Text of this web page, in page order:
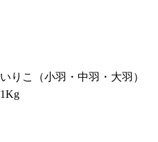
いりこ（小羽・中羽・大羽）
1Kg